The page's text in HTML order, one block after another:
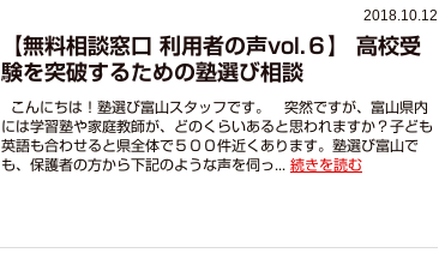
2018.10.12
【無料相談窓口 利用者の声vol.６】 高校受
験を突破するための塾選び相談
こんにちは！塾選び富山スタッフです。 突然ですが、富山県内
には学習塾や家庭教師が、どのくらいあると思われますか？子ども
英語も合わせると県全体で５００件近くあります。塾選び富山で
も、保護者の方から下記のような声を伺っ... 続きを読む